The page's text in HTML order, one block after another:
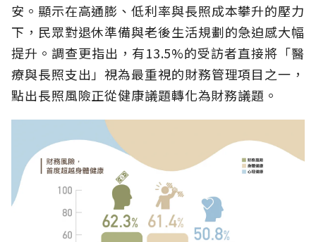
安。顯示在高通膨、低利率與長照成本攀升的壓力
下，民眾對退休準備與老後生活規劃的急迫感大幅
提升。調查更指出，有13.5%的受訪者直接將「醫
療與長照支出」視為最重視的財務管理項目之一，
點出長照風險正從健康議題轉化為財務議題。